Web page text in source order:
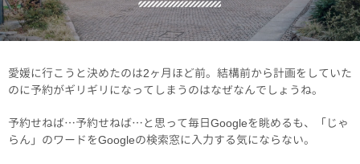
愛媛に行こうと決めたのは2ヶ月ほど前。結構前から計画をしていた
のに予約がギリギリになってしまうのはなぜなんでしょうね。
予約せねば…予約せねば…と思って毎日Googleを眺めるも、「じゃ
らん」のワードをGoogleの検索窓に入力する気にならない。